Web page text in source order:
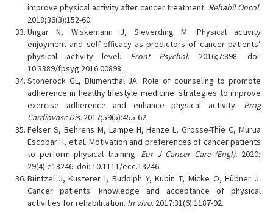
improve physical activity after cancer treatment. Rehabil Oncol.
2018;36(3):152-60.
Ungar N, Wiskemann J, Sieverding M. Physical activity
enjoyment and self-efficacy as predictors of cancer patients’
physical activity level. Front Psychol. 2016;7:898. doi:
10.3389/fpsyg.2016.00898.
Stonerock GL, Blumenthal JA. Role of counseling to promote
adherence in healthy lifestyle medicine: strategies to improve
exercise adherence and enhance physical activity. Prog
Cardiovasc Dis. 2017;59(5):455-62.
Felser S, Behrens M, Lampe H, Henze L, Grosse-Thie C, Murua
Escobar H, et al. Motivation and preferences of cancer patients
to perform physical training. Eur J Cancer Care (Engl). 2020;
29(4):e13246. doi: 10.1111/ecc.13246.
Büntzel J, Kusterer I, Rudolph Y, Kubin T, Micke O, Hübner J.
Cancer patients' knowledge and acceptance of physical
activities for rehabilitation. In vivo. 2017:31(6):1187-92.